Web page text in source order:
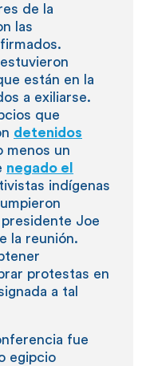
de la
las
están en la
a exiliarse.
que
detenidos
menos un
negado el
indígenas
Joe
la reunión.
protestas en
a tal
fue
egipcio